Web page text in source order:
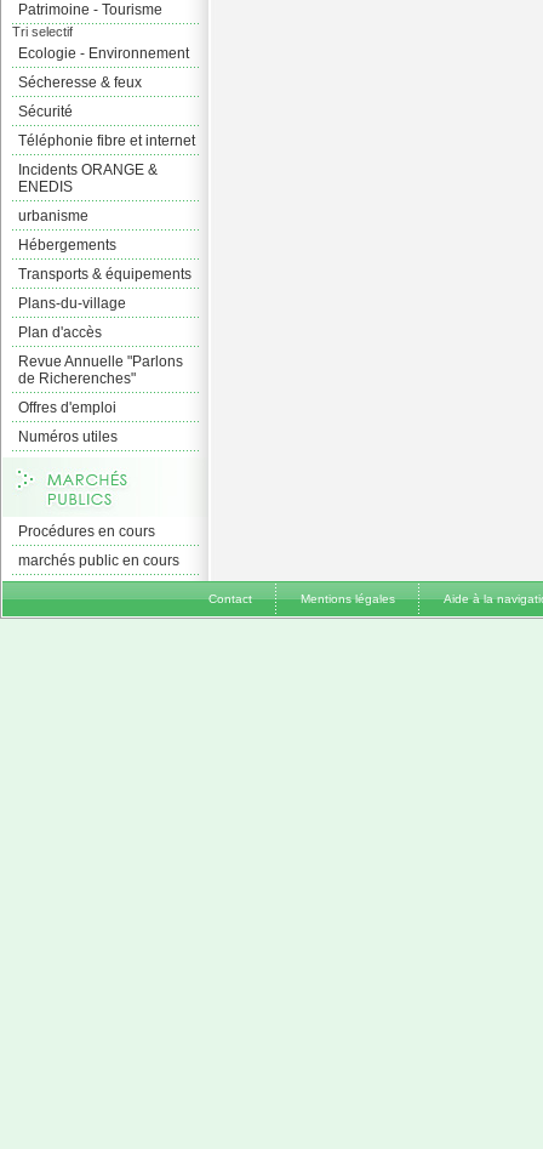
Patrimoine - Tourisme
Tri selectif
Ecologie - Environnement
Sécheresse & feux
Sécurité
Téléphonie fibre et internet
Incidents ORANGE &
ENEDIS
urbanisme
Hébergements
Transports & équipements
Plans-du-village
Plan d'accès
Revue Annuelle "Parlons
de Richerenches"
Offres d'emploi
Numéros utiles
Procédures en cours
marchés public en cours
Contact Mentions légales Aide à la